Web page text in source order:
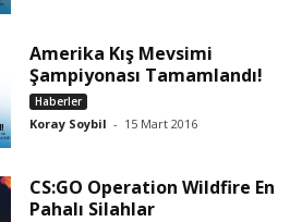
Amerika Kış Mevsimi
Şampiyonası Tamamlandı!
Haberler
Koray Soybil - 15 Mart 2016
CS:GO Operation Wildfire En
Pahalı Silahlar